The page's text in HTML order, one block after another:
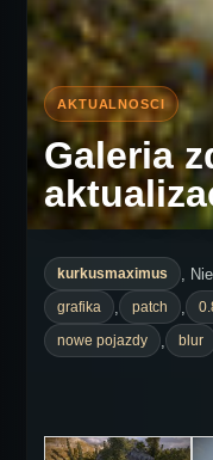
Galeria
kurkusmaximus ,
grafika
patch
nowe pojazdy blur